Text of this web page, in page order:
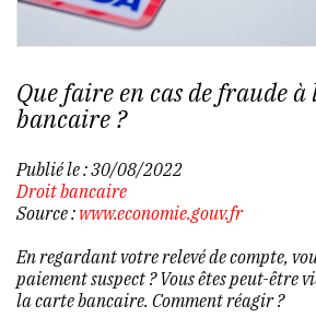
Que faire en cas de fraude
bancaire ?
Publié le :30/08/2022
Droit bancaire
Source : www.economie.gouv.fr
En regardant votre relevé de compte,
paiement suspect ? Vous êtes peut-être
la carte bancaire. Comment réagir ?